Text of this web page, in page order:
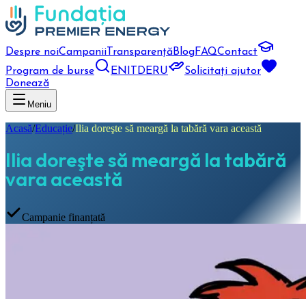
Despre noiCampanii TransparențăBlogFAQContact
Program de burse
EN DERU
Solicitați ajutor
Donează
Meniu
Acasă/Educație/Ilia doreşte să meargă la tabără vara această
Ilia doreşte să meargă la tabără
vara această
Campanie finanțată